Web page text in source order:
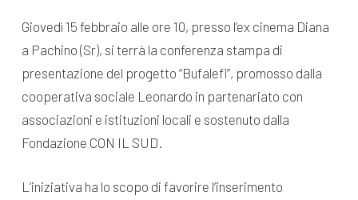
Giovedì 15 febbraio alle ore 10, presso l’ex cinema Diana
a Pachino (Sr), si terrà la conferenza stampa di
presentazione del progetto “Bufalefi”, promosso dalla
cooperativa sociale Leonardo in partenariato con
associazioni e istituzioni locali e sostenuto dalla
Fondazione CON IL SUD.
L’iniziativa ha lo scopo di favorire l’inserimento
appuntamenti
News
Appuntamenti
Videomagazine
e blog progetti